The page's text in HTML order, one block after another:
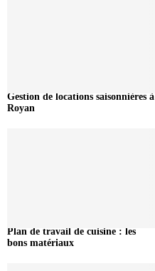
Gestion de locations saisonnières à
Royan
Plan de travail de cuisine : les
bons matériaux